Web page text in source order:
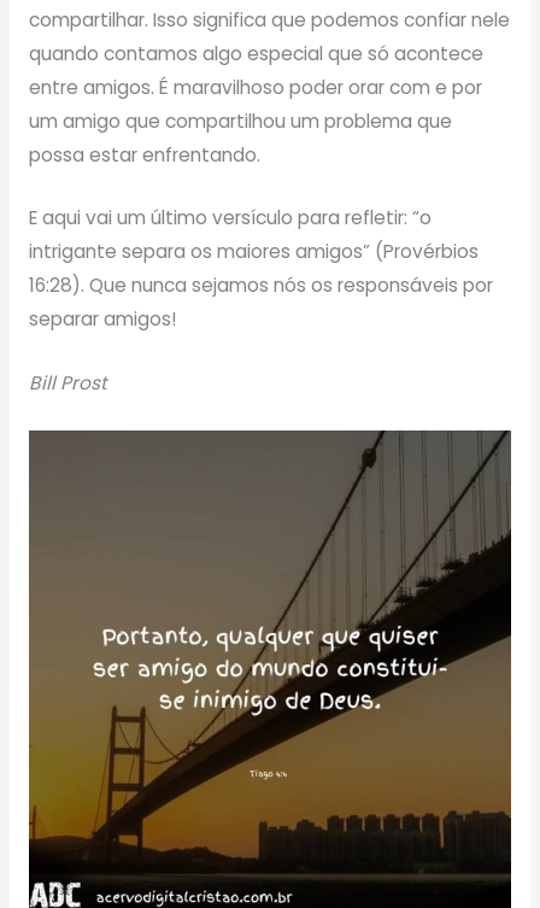
compartilhar. Isso significa que podemos confiar nele
quando contamos algo especial que só acontece
entre amigos. É maravilhoso poder orar com e por
um amigo que compartilhou um problema que
possa estar enfrentando.
E aqui vai um último versículo para refletir: “o
intrigante separa os maiores amigos” (Provérbios
16:28). Que nunca sejamos nós os responsáveis por
separar amigos!
Bill Prost